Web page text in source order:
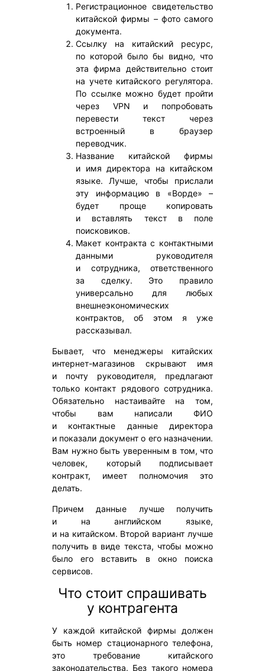
Регистрационное свидетельство
китайской фирмы – фото самого
документа.
Ссылку на китайский ресурс,
по которой было бы видно, что
эта фирма действительно стоит
на учете китайского регулятора.
По ссылке можно будет пройти
через VPN и попробовать
перевести текст через
встроенный в браузер
переводчик.
Название китайской фирмы
и имя директора на китайском
языке. Лучше, чтобы прислали
эту информацию в «Ворде» –
будет проще копировать
и вставлять текст в поле
поисковиков.
Макет контракта с контактными
данными руководителя
и сотрудника, ответственного
за сделку. Это правило
универсально для любых
внешнеэкономических
контрактов, об этом я уже
рассказывал.
Бывает, что менеджеры китайских
интернет-магазинов скрывают имя
и почту руководителя, предлагают
только контакт рядового сотрудника.
Обязательно настаивайте на том,
чтобы вам написали ФИО
и контактные данные директора
и показали документ о его назначении.
Вам нужно быть уверенным в том, что
человек, который подписывает
контракт, имеет полномочия это
делать.
Причем данные лучше получить
и на английском языке,
и на китайском. Второй вариант лучше
получить в виде текста, чтобы можно
было его вставить в окно поиска
сервисов.
Что стоит спрашивать
у контрагента
У каждой китайской фирмы должен
быть номер стационарного телефона,
это требование китайского
законодательства. Без такого номера